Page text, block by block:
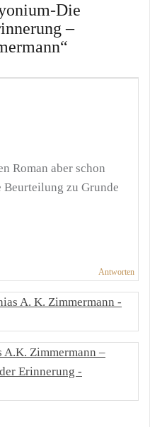
Die
–
“
Roman aber schon
Beurteilung zu Grunde
Antworten
A. K. Zimmermann -
A.K. Zimmermann –
Erinnerung -